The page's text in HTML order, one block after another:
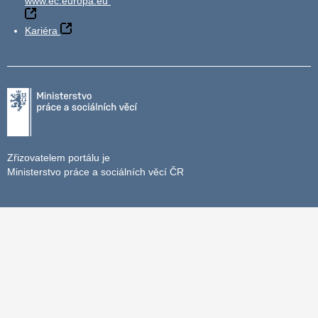
Kariéra
Zřizovatelem portálu je
Ministerstvo práce a sociálních věcí ČR